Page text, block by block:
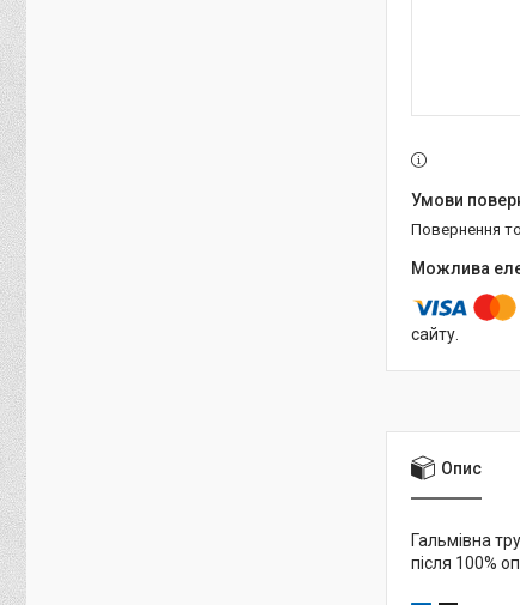
повернення
сайту.
Опис
Гальмівна
після 100%